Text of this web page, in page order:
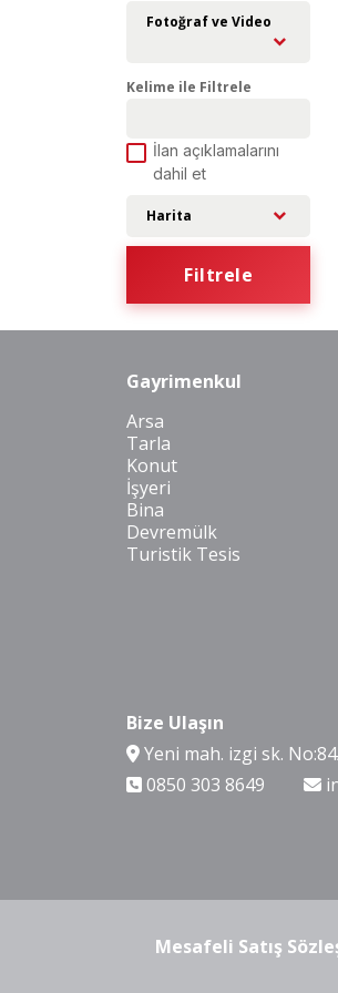
Fotoğraf ve Video
Kelime ile Filtrele
İlan açıklamalarını
dahil et
Harita
Filtrele
Gayrimenkul
Arsa
Tarla
Konut
İşyeri
Bina
Devremülk
Turistik Tesis
Bize Ulaşın
Yeni mah. izgi sk.
0850 303 8649
Mesafeli Satış